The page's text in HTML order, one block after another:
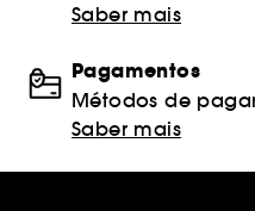
Saber mais
Pagamentos
Métodos de
Saber mais